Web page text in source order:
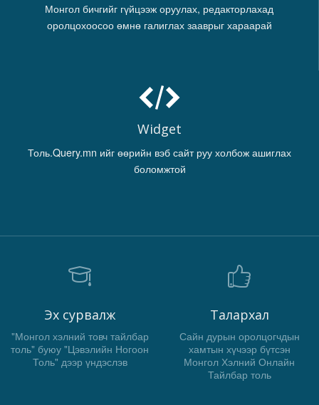
Монгол бичгийг гүйцээж оруулах, редакторлахад
оролцохоосоо өмнө галиглах зааврыг хараарай
Widget
Толь.Query.mn ийг өөрийн вэб сайт руу холбож ашиглах
боломжтой
Эх сурвалж
"Монгол хэлний товч тайлбар
толь" буюу "Цэвэлийн Ногоон
Толь" дээр үндэслэв
Талархал
Сайн дурын оролцогчдын
хамтын хүчээр бүтсэн
Монгол Хэлний Онлайн
Тайлбар толь